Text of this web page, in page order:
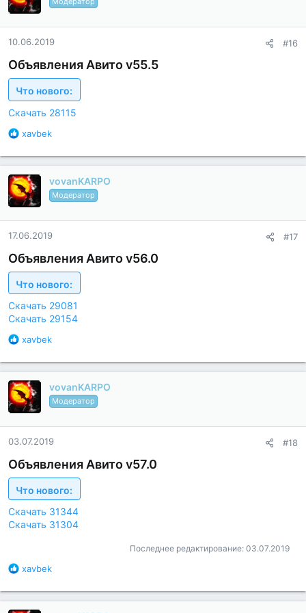
а
р
н
с
и
:
10.06.2019 #16
Объявления Авито v55.5
Что нового:
Скачать 28115
Б
а
г
о
д
а
р
н
с
и
:
xavbek
vovanKARPO
Модератор
17.06.2019 #17
Объявления Авито v56.0
Что нового:
Скачать 29081
Скачать 29154
Б
а
г
о
д
а
р
н
с
и
:
xavbek
vovanKARPO
Модератор
03.07.2019 #18
Объявления Авито v57.0
Что нового:
Скачать 31344
Скачать 31304
Последнее редактирование: 03.07.2019
Б
а
г
xavbek